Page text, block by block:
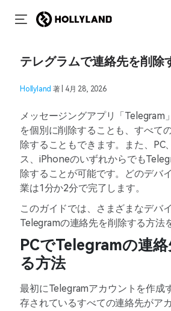
テレグラムで連絡先を削除
Hollyland 著 | 4月 28, 2026
メッセージングアプリ「Telegram
を個別に削除することも、すべて
除することもできます。また、PC
ス、iPhoneのいずれからでも
除することが可能です。どのデバ
業は1分か2分で完了します。
このガイドでは、さまざまなデバ
Telegramの連絡先を削除する方法
PCでTelegramの連
る方法
最初にTelegramアカウントを作成
存されているすべての連絡先がア